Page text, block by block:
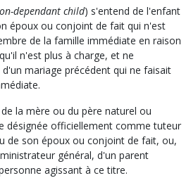
dependant child) s'entend de l'enfant
époux ou conjoint de fait qui n'est
de la famille immédiate en raison
n'est plus à charge, et ne
mariage précédent qui ne faisait
la mère ou du père naturel ou
désignée officiellement comme tuteur
de son époux ou conjoint de fait, ou,
général, d'un parent
agissant à ce titre.